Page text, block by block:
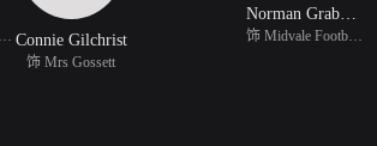
饰 Professor Shattuck Connie Gilchrist
饰 Mrs Gossett
Norman Grabowski
饰 Midvale Football Pla